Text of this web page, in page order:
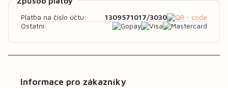
Platba na číslo účtu: 1309571017/3030
Ostatní:
Informace pro zákazníky